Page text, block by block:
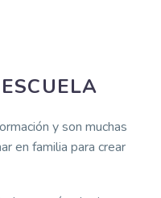
y son muchas
en familia para crear